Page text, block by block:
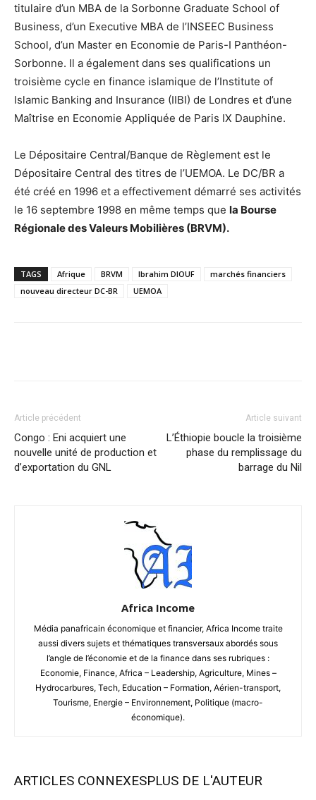
titulaire d’un MBA de la Sorbonne Graduate School of
Business, d’un Executive MBA de l’INSEEC Business
School, d’un Master en Economie de Paris-I Panthéon-
Sorbonne. Il a également dans ses qualifications un
troisième cycle en finance islamique de l’Institute of
Islamic Banking and Insurance (IIBI) de Londres et d’une
Maîtrise en Economie Appliquée de Paris IX Dauphine.
Le Dépositaire Central/Banque de Règlement est le
Dépositaire Central des titres de l’UEMOA. Le DC/BR a
été créé en 1996 et a effectivement démarré ses activités
le 16 septembre 1998 en même temps que la Bourse
Régionale des Valeurs Mobilières (BRVM).
TAGS Afrique BRVM Ibrahim DIOUF
marchés financiers
nouveau directeur DC-BR
UEMOA
Article précédent
Congo : Eni acquiert une
nouvelle unité de production et
d’exportation du GNL
Article suivant
L’Éthiopie boucle la troisième
phase du remplissage du
barrage du Nil
Africa Income
Média panafricain économique et financier, Africa Income traite
aussi divers sujets et thématiques transversaux abordés sous
l’angle de l’économie et de la finance dans ses rubriques :
Economie, Finance, Africa – Leadership, Agriculture, Mines –
Hydrocarbures, Tech, Education – Formation, Aérien-transport,
Tourisme, Energie – Environnement, Politique (macro-
économique).
ARTICLES CONNEXESPLUS DE L'AUTEUR